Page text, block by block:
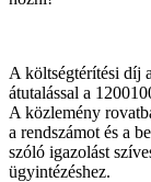
A költségtérítési díj
átutalással a
A közlemény
a rendszámot és a
szóló igazolást
ügyintézéshez.